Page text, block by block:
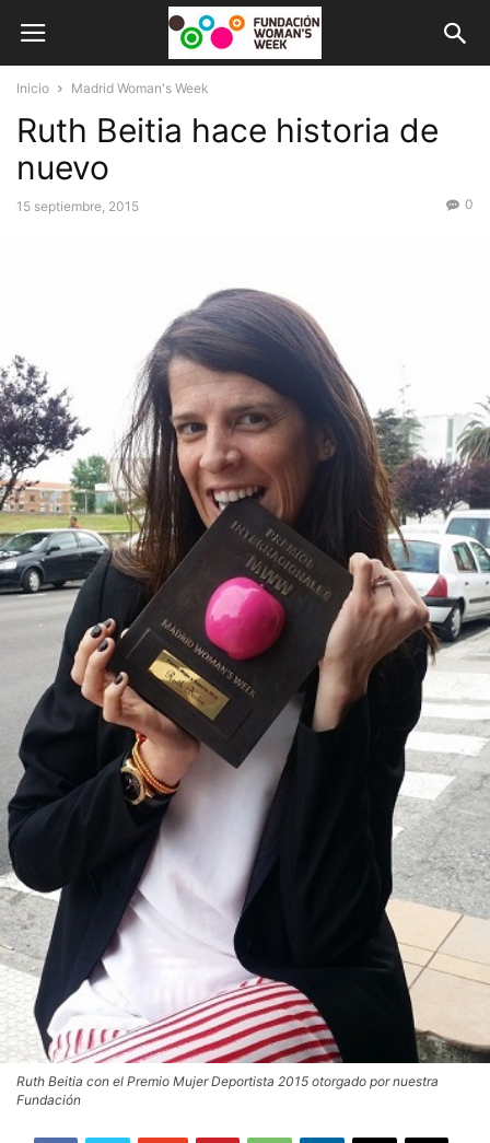
Inicio Madrid Woman's Week
Ruth Beitia hace historia de
nuevo
15 septiembre, 2015 0
Ruth Beitia con el Premio Mujer Deportista 2015 otorgado por nuestra
Fundación